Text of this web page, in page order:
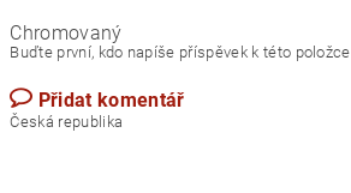
Chromovaný
Buďte první, kdo napíše příspěvek k této položce.
Přidat komentář
Česká republika